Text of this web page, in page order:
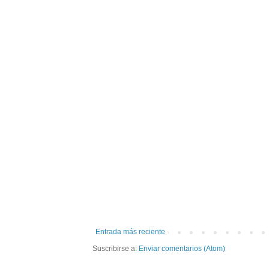
Entrada más reciente
Suscribirse a: Enviar comentarios (Atom)